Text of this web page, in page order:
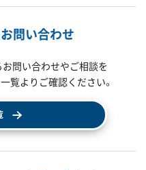
問い合わせ
問い合わせやご相談を
覧よりご確認ください。